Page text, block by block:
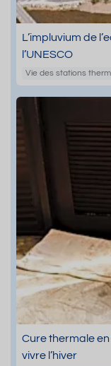
L’impluvium de
l’UNESCO
Vie des stations
Cure thermale en
vivre l’hiver